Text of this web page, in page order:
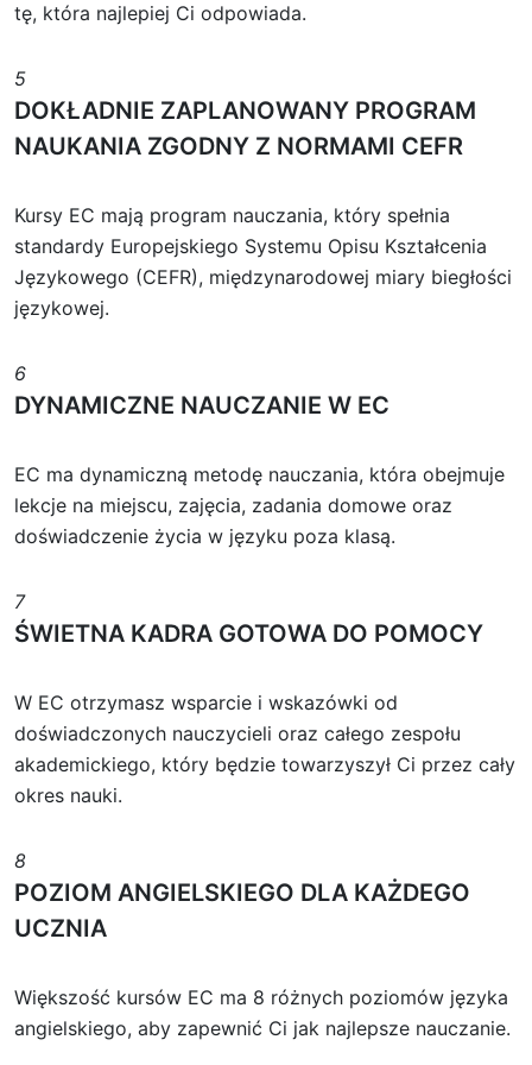
tę, która najlepiej Ci odpowiada.
5
DOKŁADNIE ZAPLANOWANY PROGRAM
NAUKANIA ZGODNY Z NORMAMI CEFR
Kursy EC mają program nauczania, który spełnia
standardy Europejskiego Systemu Opisu Kształcenia
Językowego (CEFR), międzynarodowej miary biegłości
językowej.
6
DYNAMICZNE NAUCZANIE W EC
EC ma dynamiczną metodę nauczania, która obejmuje
lekcje na miejscu, zajęcia, zadania domowe oraz
doświadczenie życia w języku poza klasą.
7
ŚWIETNA KADRA GOTOWA DO POMOCY
W EC otrzymasz wsparcie i wskazówki od
doświadczonych nauczycieli oraz całego zespołu
akademickiego, który będzie towarzyszył Ci przez cały
okres nauki.
8
POZIOM ANGIELSKIEGO DLA KAŻDEGO
UCZNIA
Większość kursów EC ma 8 różnych poziomów języka
angielskiego, aby zapewnić Ci jak najlepsze nauczanie.